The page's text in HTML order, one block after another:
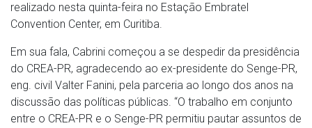
realizado nesta quinta-feira no Estação Embratel
Convention Center, em Curitiba.
Em sua fala, Cabrini começou a se despedir da presidência
do CREA-PR, agradecendo ao ex-presidente do Senge-PR,
eng. civil Valter Fanini, pela parceria ao longo dos anos na
discussão das políticas públicas. “O trabalho em conjunto
entre o CREA-PR e o Senge-PR permitiu pautar assuntos de